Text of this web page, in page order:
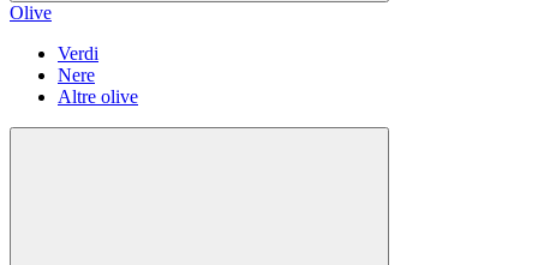
Olive
Verdi
Nere
Altre olive